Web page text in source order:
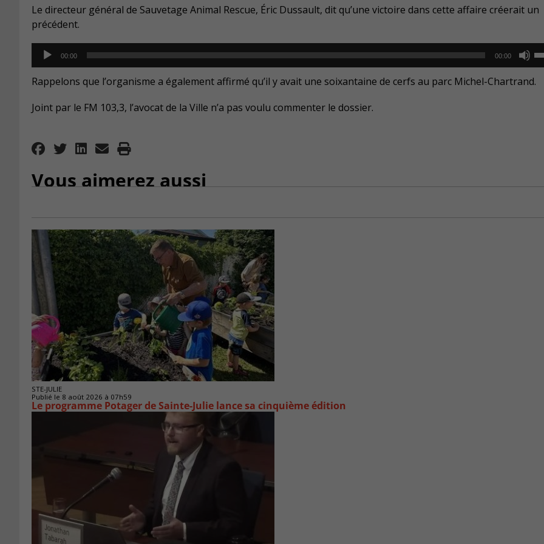
or
Le directeur général de Sauvetage Animal Rescue, Éric Dussault, dit qu’une victoire dans cette affaire créerait un
précédent.
Audio
Player
00:00 00:00
Rappelons que l’organisme a également affirmé qu’il y avait une soixantaine de cerfs au parc Michel-Chartrand.
Joint par le FM 103,3, l’avocat de la Ville n’a pas voulu commenter le dossier.
Vous aimerez aussi
STE-JULIE
Publié le 8 août 2026 à 07h59
Le programme Potager de Sainte-Julie lance sa cinquième édition